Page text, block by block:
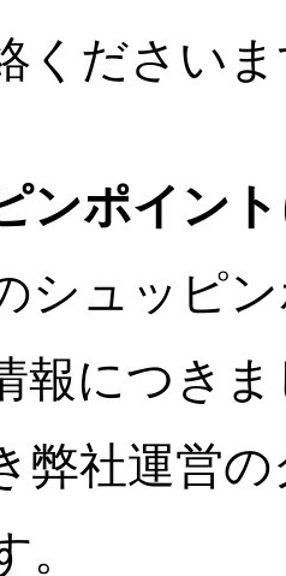
ください
ンポイン
シュッピ
報につき
弊社運営
。